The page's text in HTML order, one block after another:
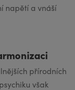
napětí a vnáší
přírodních
však